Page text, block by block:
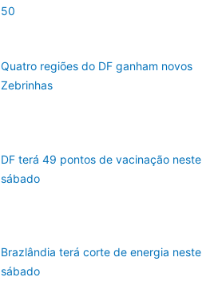
50
Quatro regiões do DF ganham novos
Zebrinhas
DF terá 49 pontos de vacinação neste
sábado
Brazlândia terá corte de energia neste
sábado